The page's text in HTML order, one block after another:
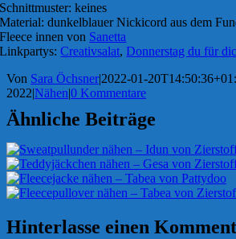
Schnittmuster: keines
Material: dunkelblauer Nickicord aus dem
Fleece innen von Sanetta
Linkpartys:Creativsalat,Donnerstag du für
Von Sara Öchsner|2022-01-
2022|Nähen|0 Kommentare
Ähnliche Beiträge
Hinterlasse einen